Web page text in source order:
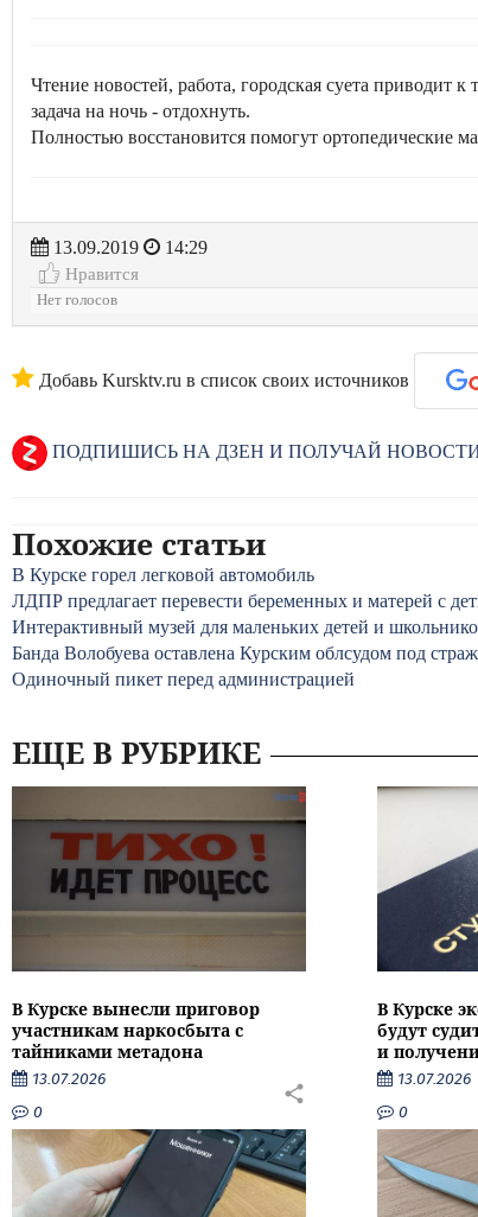
Чтение новостей, работа, городская суета приводит
задача на ночь - отдохнуть.
Полностью восстановится помогут ортопедические
13.09.2019
14:29
Нравится
Нет голосов
Добавь Kursktv.ru в список своих источников
ПОДПИШИСЬ НА ДЗЕН И ПОЛУЧАЙ
Похожие статьи
В Курске горел легковой автомобиль
ЛДПР предлагает перевести беременных и матерей с
Интерактивный музей для маленьких детей и
Банда Волобуева оставлена Курским облсудом под
Одиночный пикет перед администрацией
ЕЩЕ В РУБРИКЕ
В Курске вынесли приговор
участникам наркосбыта с
тайниками метадона
13.07.2026
0
В Курске
будут
и
13.07.2026
0